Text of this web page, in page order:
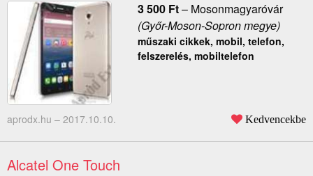
3 500 Ft– Mosonmagyaróvár
(Győr-Moson-Sopron megye)
műszaki cikkek, mobil, telefon,
felszerelés, mobiltelefon
aprodx.hu – 2017.10.10. Kedvencekbe
Alcatel One Touch